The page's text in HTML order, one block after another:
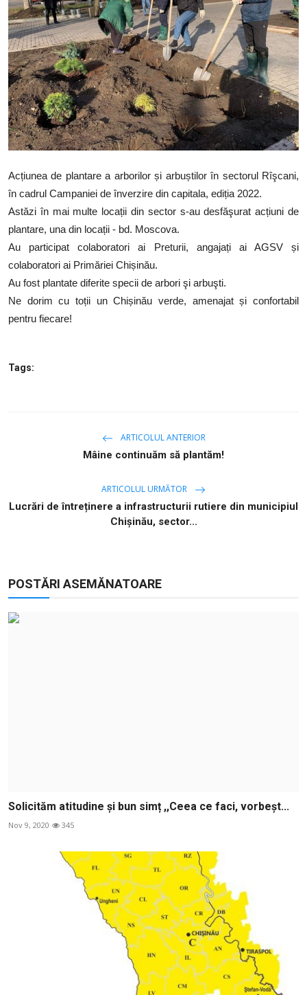
SERVICII
Sectorul Rîșcani
Căutați pe Internet
Acțiunea de plantare a arborilor și arbuștilor în sectorul Rîşcani,
în cadrul Campaniei de înverzire din capitala, ediția 2022.
Astăzi în mai multe locații din sector s-au desfăşurat acțiuni de
plantare, una din locații - bd. Moscova.
Au participat colaboratori ai Preturii, angajați ai AGSV și
colaboratori ai Primăriei Chișinău.
Au fost plantate diferite specii de arbori şi arbuşti.
Ne dorim cu toții un Chișinău verde, amenajat și confortabil
pentru fiecare!
Tags:
ARTICOLUL ANTERIOR
Mâine continuăm să plantăm!
ARTICOLUL URMĂTOR
Lucrări de întreținere a infrastructurii rutiere din municipiul
Chişinău, sector...
POSTĂRI ASEMĂNATOARE
Solicităm atitudine și bun simț ,,Ceea ce faci, vorbeșt...
Nov 9, 2020 345